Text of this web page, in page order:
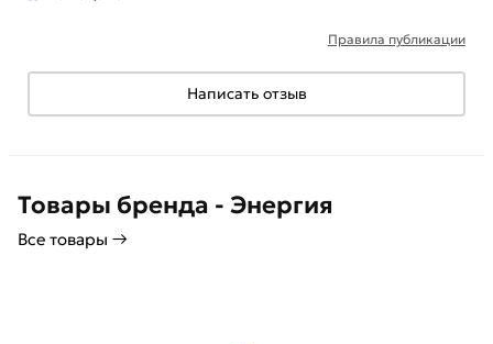
Правила публикации
Написать отзыв
Товары бренда - Энергия
Все товары →